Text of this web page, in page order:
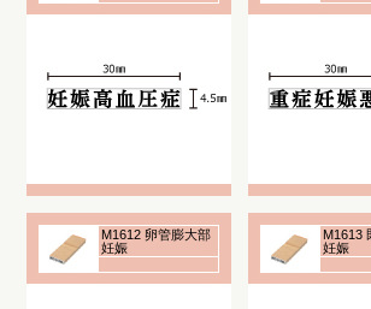
M1612 卵管膨大部
妊娠
M1613
妊娠